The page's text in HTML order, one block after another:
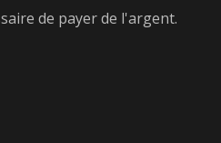
de payer de l'argent.